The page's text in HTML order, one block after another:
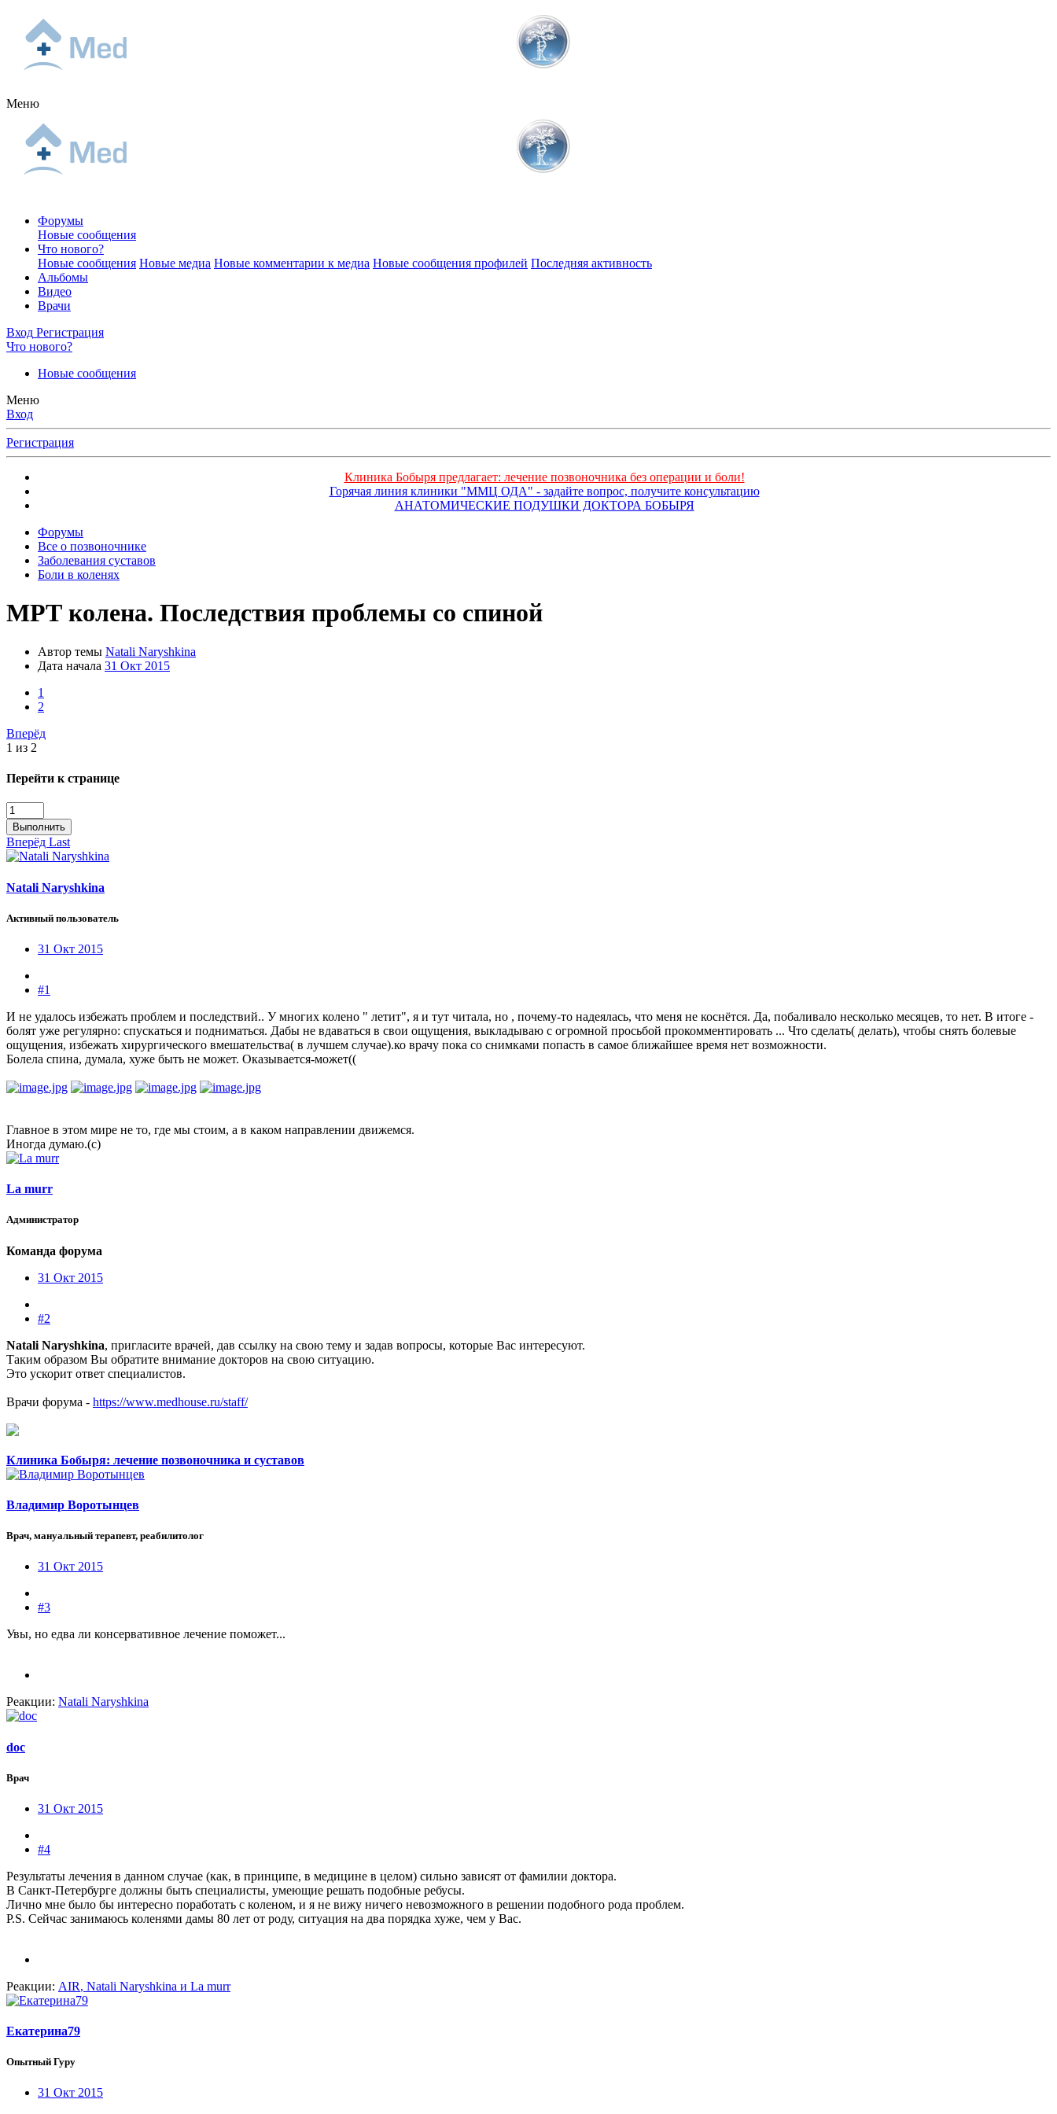
Меню
Форумы
Новые сообщения
Что нового?
Новые сообщения Новые медиа Новые комментарии к медиа Новые сообщения профилей Последняя активность
Альбомы
Видео
Врачи
Вход Регистрация
Что нового?
Новые сообщения
Меню
Вход
Регистрация
Клиника Бобыря предлагает: лечение позвоночника без операции и боли!
Горячая линия клиники "ММЦ ОДА" - задайте вопрос, получите консультацию
АНАТОМИЧЕСКИЕ ПОДУШКИ ДОКТОРА БОБЫРЯ
Форумы
Все о позвоночнике
Заболевания суставов
Боли в коленях
МРТ колена. Последствия проблемы со спиной
Автор темы Natali Naryshkina
Дата начала 31 Окт 2015
1
2
Вперёд
1 из 2
Перейти к странице
Выполнить
Вперёд Last
Natali Naryshkina
Активный пользователь
31 Окт 2015
#1
И не удалось избежать проблем и последствий.. У многих колено " летит", я и тут читала, но , почему-то надеялась, что меня не коснётся. Да, побаливало несколько месяцев, то нет. В итоге -
болят уже регулярно: спускаться и подниматься. Дабы не вдаваться в свои ощущения, выкладываю с огромной просьбой прокомментировать ... Что сделать( делать), чтобы снять болевые
ощущения, избежать хирургического вмешательства( в лучшем случае).ко врачу пока со снимками попасть в самое ближайшее время нет возможности.
Болела спина, думала, хуже быть не может. Оказывается-может((
Главное в этом мире не то, где мы стоим, а в каком направлении движемся.
Иногда думаю.(с)
La murr
Администратор
Команда форума
31 Окт 2015
#2
Natali Naryshkina, пригласите врачей, дав ссылку на свою тему и задав вопросы, которые Вас интересуют.
Таким образом Вы обратите внимание докторов на свою ситуацию.
Это ускорит ответ специалистов.
Врачи форума - https://www.medhouse.ru/staff/
Клиника Бобыря: лечение позвоночника и суставов
Владимир Воротынцев
Врач, мануальный терапевт, реабилитолог
31 Окт 2015
#3
Увы, но едва ли консервативное лечение поможет...
Реакции: Natali Naryshkina
doc
Врач
31 Окт 2015
#4
Результаты лечения в данном случае (как, в принципе, в медицине в целом) сильно зависят от фамилии доктора.
В Санкт-Петербурге должны быть специалисты, умеющие решать подобные ребусы.
Лично мне было бы интересно поработать с коленом, и я не вижу ничего невозможного в решении подобного рода проблем.
P.S. Сейчас занимаюсь коленями дамы 80 лет от роду, ситуация на два порядка хуже, чем у Вас.
Реакции: AIR, Natali Naryshkina и La murr
Екатерина79
Опытный Гуру
31 Окт 2015